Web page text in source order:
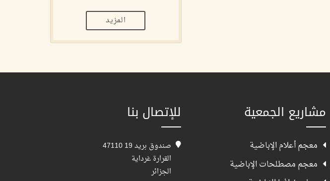
المزيد
مشاريع الجمعية
معجم أعلام الإباضية
معجم مصطلحات الإباضية
للإتصال بنا
صندوق بريد 19 47110
القرارة غرداية
الجزائر